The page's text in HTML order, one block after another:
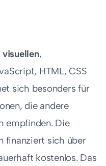
visuellen,
HTML, CSS
sich besonders für
die andere
empfinden. Die
finanziert sich über
kostenlos. Das